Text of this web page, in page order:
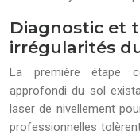
Diagnostic et
irrégularités
La première étape
approfondi du sol
laser de nivellement
professionnelles